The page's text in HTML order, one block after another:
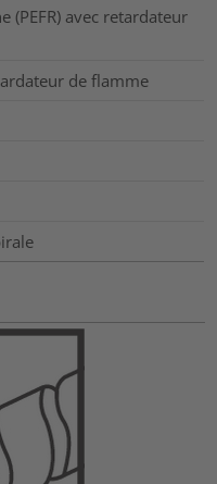
(PEFR) avec retardateur
de flamme